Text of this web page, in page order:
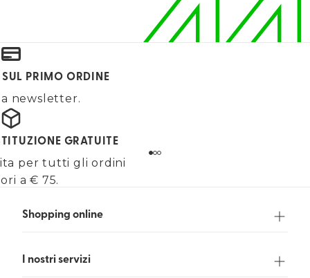
PRIMO ORDINE
newsletter.
GRATUITE
per tutti gli ordini
a € 75.
Shopping online
I nostri servizi